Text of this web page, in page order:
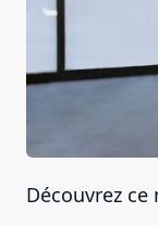
Découvrez